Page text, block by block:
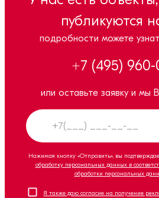
публикуются
подробности можете
+7 (495)
или оставьте заявку и мы
Нажимая кнопку «Отправить», вы
обработку персональных данных в
обработки персональных
Я также даю согласие на получение